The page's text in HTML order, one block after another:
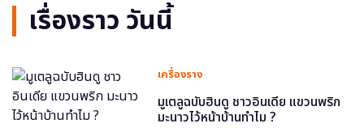
เรื่องราว วันนี้
เครื่องราง
มูเตลูฉบับฮินดู ชาวอินเดีย แขวนพริก
มะนาวไว้หน้าบ้านทำไม ?